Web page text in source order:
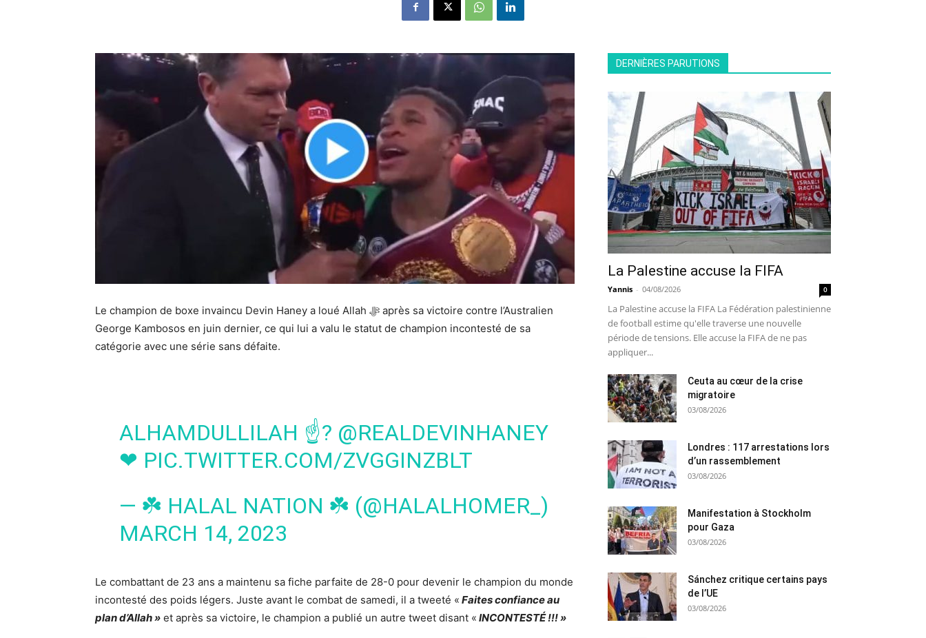
Le champion de boxe invaincu Devin Haney a loué Allah ﷻ après sa victoire contre l’Australien
George Kambosos en juin dernier, ce qui lui a valu le statut de champion incontesté de sa
catégorie avec une série sans défaite.
ALHAMDULLILAH ☝? @REALDEVINHANEY
❤ PIC.TWITTER.COM/ZVGGINZBLT
— ☘️ HALAL NATION ☘️ (@HALALHOMER_)
MARCH 14, 2023
Le combattant de 23 ans a maintenu sa fiche parfaite de 28-0 pour devenir le champion du monde
incontesté des poids légers. Juste avant le combat de samedi, il a tweeté « Faites confiance au
plan d’Allah » et après sa victoire, le champion a publié un autre tweet disant « INCONTESTÉ !!! »
DERNIÈRES PARUTIONS
La Palestine accuse la FIFA
Yannis - 04/08/2026 0
La Palestine accuse la FIFA La Fédération palestinienne
de football estime qu'elle traverse une nouvelle
période de tensions. Elle accuse la FIFA de ne pas
appliquer...
Ceuta au cœur de la crise
migratoire
03/08/2026
Londres : 117 arrestations lors
d’un rassemblement
03/08/2026
Manifestation à Stockholm
pour Gaza
03/08/2026
Sánchez critique certains pays
de l’UE
03/08/2026